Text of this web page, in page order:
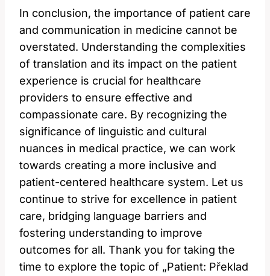
In conclusion, the importance of patient care
and communication in medicine cannot be
overstated. Understanding the complexities
of translation and its impact on the patient
experience is crucial for healthcare
providers to ensure effective and
compassionate care. By recognizing the
significance of linguistic and cultural
nuances in medical practice, we can work
towards creating a more inclusive and
patient-centered healthcare system. Let us
continue to strive for excellence in patient
care, bridging language barriers and
fostering understanding to improve
outcomes for all. Thank you for taking the
time to explore the topic of „Patient: Překlad